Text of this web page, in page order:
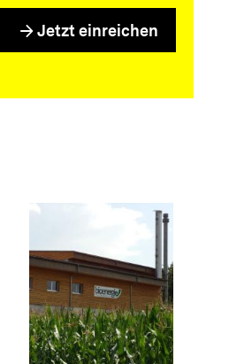
arrow_forward Jetzt einreichen